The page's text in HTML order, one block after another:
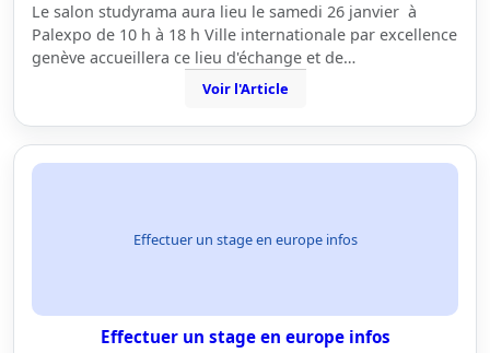
Le salon studyrama aura lieu le samedi 26 janvier à
Palexpo de 10 h à 18 h Ville internationale par excellence
genève accueillera ce lieu d'échange et de…
Voir l'Article
Effectuer un stage en europe infos
Effectuer un stage en europe infos